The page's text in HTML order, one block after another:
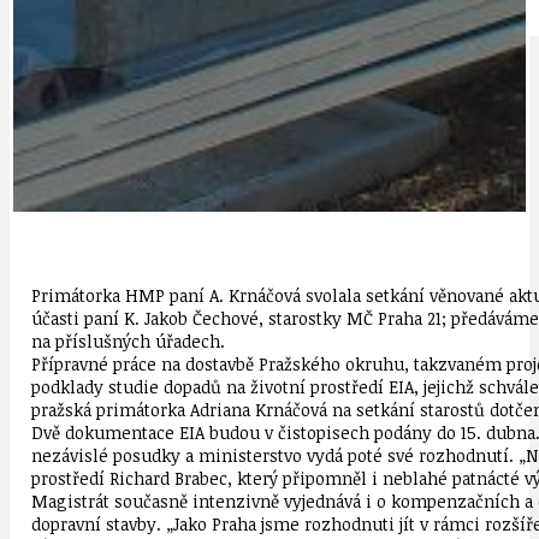
OSOBNOST
Primátorka HMP paní A. Krnáčová svolala setkání věnované
účasti paní K. Jakob Čechové, starostky MČ Praha 21;
na příslušných úřadech.
Přípravné práce na dostavbě Pražského okruhu, takzvaném
podklady studie dopadů na životní prostředí EIA, jejichž
pražská primátorka Adriana Krnáčová na setkání starostů
Dvě dokumentace EIA budou v čistopisech podány do 15.
nezávislé posudky a ministerstvo vydá poté své rozhodnutí.
prostředí Richard Brabec, který připomněl i neblahé patnácté
Magistrát současně intenzivně vyjednává i o kompenzačních
dopravní stavby. „Jako Praha jsme rozhodnuti jít v rámci